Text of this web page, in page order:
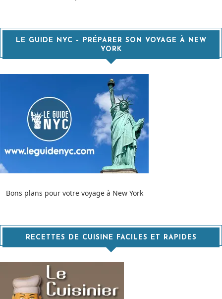
LE GUIDE NYC – PRÉPARER SON VOYAGE À NEW
YORK
Bons plans pour votre voyage à New York
RECETTES DE CUISINE FACILES ET RAPIDES